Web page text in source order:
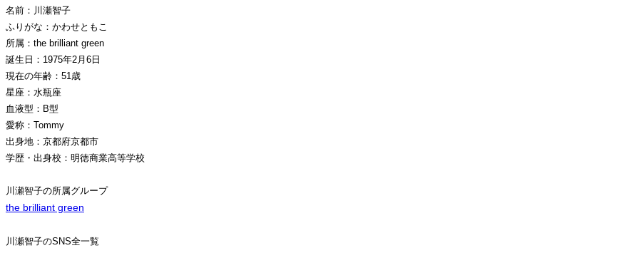
名前：川瀬智子
ふりがな：かわせともこ
所属：the brilliant green
誕生日：1975年2月6日
現在の年齢：51歳
星座：水瓶座
血液型：B型
愛称：Tommy
出身地：京都府京都市
学歴・出身校：明徳商業高等学校
川瀬智子の所属グループ
the brilliant green
川瀬智子のSNS全一覧